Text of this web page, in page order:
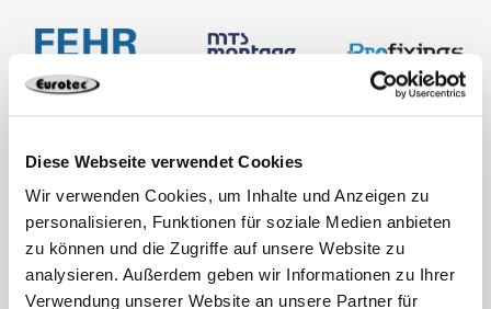
Diese Webseite verwendet Cookies
Wir verwenden Cookies, um Inhalte und Anzeigen zu
personalisieren, Funktionen für soziale Medien anbieten
zu können und die Zugriffe auf unsere Website zu
analysieren. Außerdem geben wir Informationen zu Ihrer
Verwendung unserer Website an unsere Partner für